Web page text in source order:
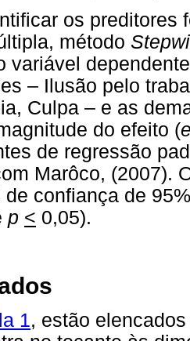
os preditores
método
variável
– Ilusão pelo
Culpa – e as
do efeito (
de regressão
Marôco, (2007).
de confiança de
p < 0,05).
1, estão